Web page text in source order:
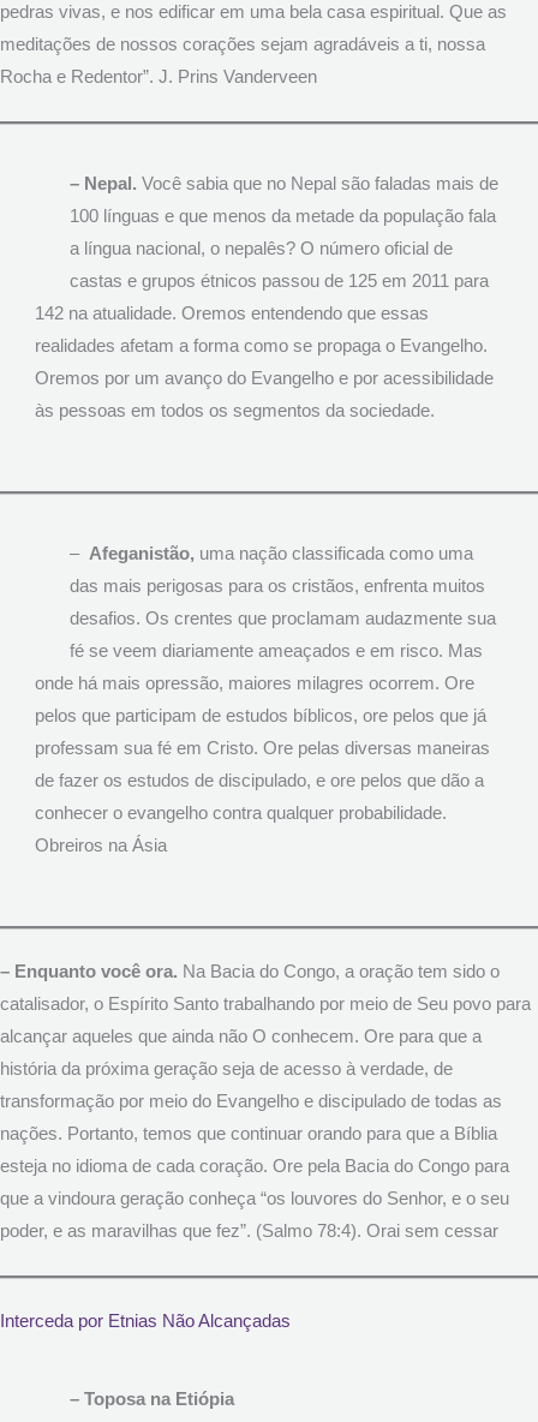
pedras vivas, e nos edificar em uma bela casa espiritual. Que as
meditações de nossos corações sejam agradáveis a ti, nossa
Rocha e Redentor”. J. Prins Vanderveen
– Nepal. Você sabia que no Nepal são faladas mais de
100 línguas e que menos da metade da população fala
a língua nacional, o nepalês? O número oficial de
castas e grupos étnicos passou de 125 em 2011 para
142 na atualidade. Oremos entendendo que essas
realidades afetam a forma como se propaga o Evangelho.
Oremos por um avanço do Evangelho e por acessibilidade
às pessoas em todos os segmentos da sociedade.
–Afeganistão, uma nação classificada como uma
das mais perigosas para os cristãos, enfrenta muitos
desafios. Os crentes que proclamam audazmente sua
fé se veem diariamente ameaçados e em risco. Mas
onde há mais opressão, maiores milagres ocorrem. Ore
pelos que participam de estudos bíblicos, ore pelos que já
professam sua fé em Cristo. Ore pelas diversas maneiras
de fazer os estudos de discipulado, e ore pelos que dão a
conhecer o evangelho contra qualquer probabilidade.
Obreiros na Ásia
– Enquanto você ora. Na Bacia do Congo, a oração tem sido o
catalisador, o Espírito Santo trabalhando por meio de Seu povo para
alcançar aqueles que ainda não O conhecem. Ore para que a
história da próxima geração seja de acesso à verdade, de
transformação por meio do Evangelho e discipulado de todas as
nações. Portanto, temos que continuar orando para que a Bíblia
esteja no idioma de cada coração. Ore pela Bacia do Congo para
que a vindoura geração conheça “os louvores do Senhor, e o seu
poder, e as maravilhas que fez”. (Salmo 78:4). Orai sem cessar
Interceda por Etnias Não Alcançadas
– Toposa na Etiópia